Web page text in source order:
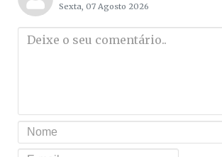
Sexta, 07 Agosto 2026